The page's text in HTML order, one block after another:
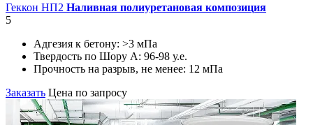
Геккон НП2 Наливная полиуретановая композиция
5
Адгезия к бетону: >3 мПа
Твердость по Шору А: 96-98 у.е.
Прочность на разрыв, не менее: 12 мПа
Заказать Цена по запросу